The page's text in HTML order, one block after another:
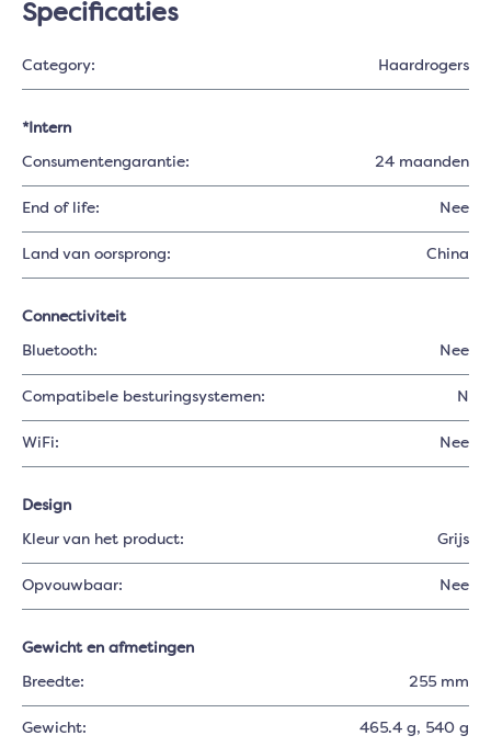
Specificaties
Category: Haardrogers
*Intern
Consumentengarantie: 24 maanden
End of life: Nee
Land van oorsprong: China
Connectiviteit
Bluetooth: Nee
Compatibele besturingsystemen: N
WiFi: Nee
Design
Kleur van het product: Grijs
Opvouwbaar: Nee
Gewicht en afmetingen
Breedte: 255 mm
Gewicht: 465.4 g, 540 g